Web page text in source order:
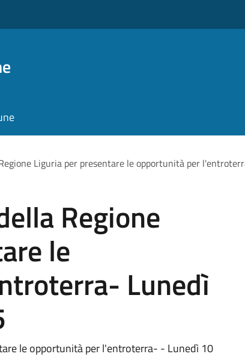
Liguria per presentare le opportunità per
Regione
le
Lunedì
le opportunità per l'entroterra- - Lunedì 10